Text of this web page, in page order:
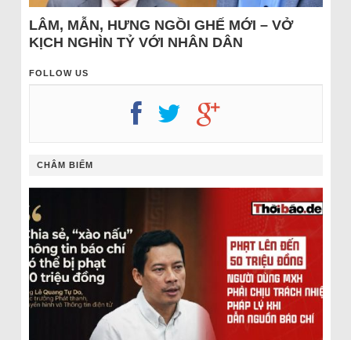
LÂM, MẪN, HƯNG NGỒI GHẾ MỚI – VỞ
KỊCH NGHÌN TỶ VỚI NHÂN DÂN
FOLLOW US
CHÂM BIẾM